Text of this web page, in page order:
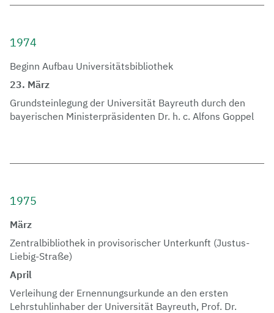
1974
Beginn Aufbau Universitätsbibliothek
23. März
Grundsteinlegung der Universität Bayreuth durch den
bayerischen Ministerpräsidenten Dr. h. c. Alfons Goppel
1975
März
Zentralbibliothek in provisorischer Unterkunft (Justus-
Liebig-Straße)
April
Verleihung der Ernennungsurkunde an den ersten
Lehrstuhlinhaber der Universität Bayreuth, Prof. Dr.